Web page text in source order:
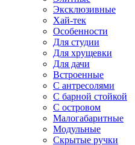
Эксклюзивные
Хай-тек
Особенности
Для студии
Для хрущевки
Для дачи
Встроенные
С антресолями
С барной стойкой
С островом
Малогабаритные
Модульные
Скрытые ручки